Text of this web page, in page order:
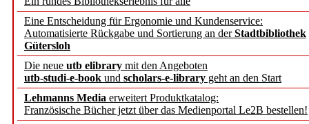
Eine Entscheidung für Ergonomie und Kundenservice:
Automatisierte Rückgabe und Sortierung an derStadtbibliothek
Gütersloh
Die neue utb elibrary mit den Angeboten
utb-studi-e-book und scholars-e-library geht an den Start
Lehmanns Media erweitert Produktkatalog:
Französische Bücher jetzt über das Medienportal Le2B bestellen!
gesetzt,
die keine persönliche Informationen beinhaltet.